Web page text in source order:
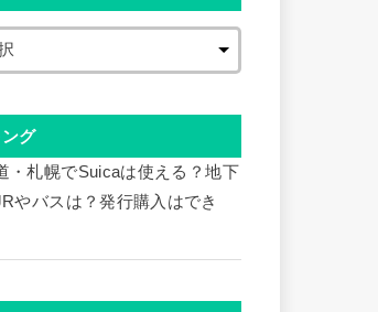
グ
・札幌でSuicaは使える？地下
やバスは？発行購入はでき